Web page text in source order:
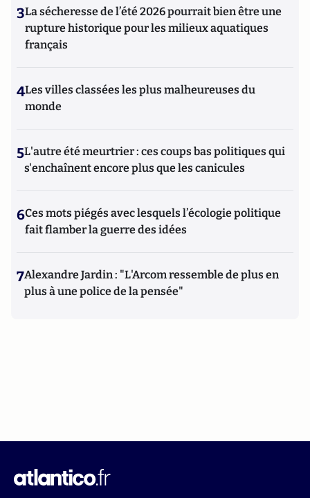
3La sécheresse de l’été 2026 pourrait bien être une
rupture historique pour les milieux aquatiques
français
4Les villes classées les plus malheureuses du
monde
5L'autre été meurtrier : ces coups bas politiques qui
s'enchaînent encore plus que les canicules
6Ces mots piégés avec lesquels l’écologie politique
fait flamber la guerre des idées
7Alexandre Jardin : "L'Arcom ressemble de plus en
plus à une police de la pensée"